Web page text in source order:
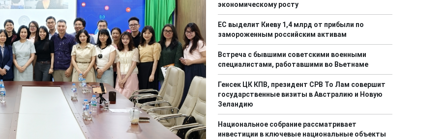
экономическому росту
ЕС выделит Киеву 1,4 млрд от прибыли по
замороженным российским активам
Встреча с бывшими советскими военными
специалистами, работавшими во Вьетнаме
Генсек ЦК КПВ, президент СРВ То Лам совершит
государственные визиты в Австралию и Новую
Зеландию
Национальное собрание рассматривает
инвестиции в ключевые национальные объекты